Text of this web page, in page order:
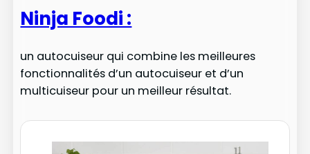
Ninja Foodi :
un autocuiseur qui combine les meilleures
fonctionnalités d’un autocuiseur et d’un
multicuiseur pour un meilleur résultat.